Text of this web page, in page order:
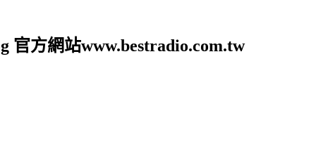
官方網站www.bestradio.com.tw